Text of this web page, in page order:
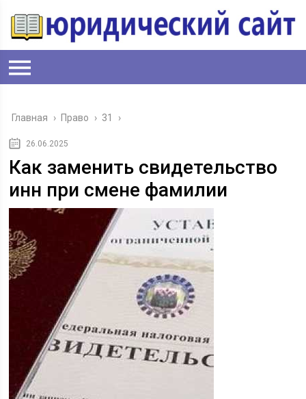
Главная › Право › 31 ›
26.06.2025
Как заменить свидетельство
инн при смене фамилии